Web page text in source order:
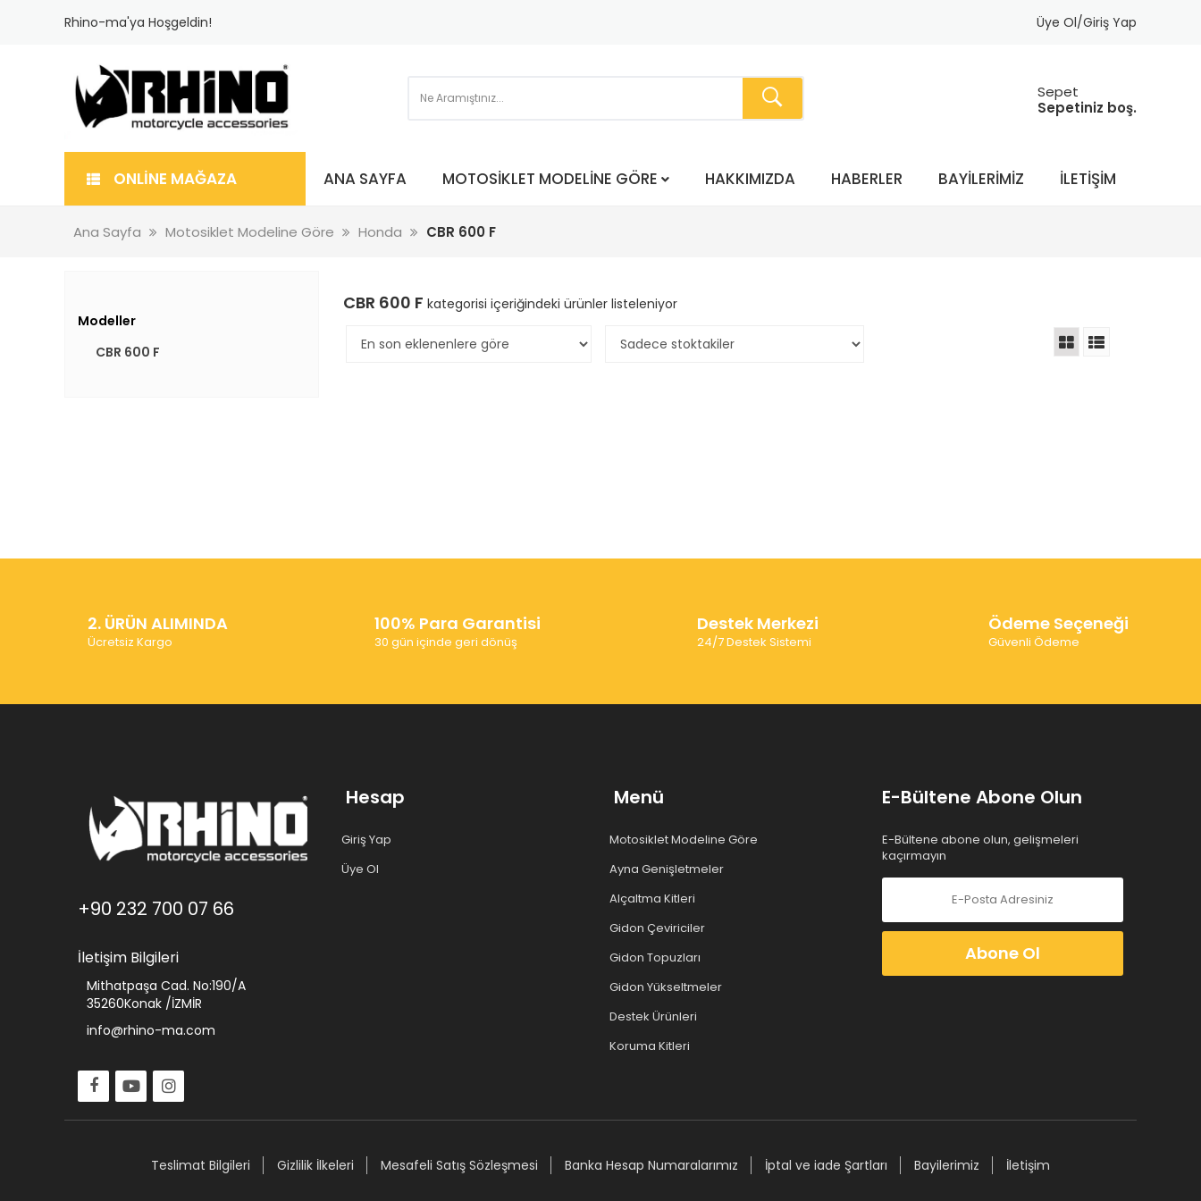
Rhino-ma'ya Hoşgeldin! Üye Ol/Giriş Yap
Sepet
Sepetiniz boş.
ONLİNE MAĞAZA ANA SAYFA MOTOSIKLET MODELINE GÖRE HAKKIMIZDA HABERLER BAYILERIMIZ İLETIŞIM
Ana Sayfa Motosiklet Modeline Göre Honda CBR 600 F
Modeller
CBR 600 F
CBR 600 F kategorisi içeriğindeki ürünler listeleniyor
2. ÜRÜN ALIMINDA
Ücretsiz Kargo
100% Para Garantisi
30 gün içinde geri dönüş
Destek Merkezi
24/7 Destek Sistemi
Ödeme Seçeneği
Güvenli Ödeme
+90 232 700 07 66
İletişim Bilgileri
Mithatpaşa Cad. No:190/A
35260Konak /İZMİR
info@rhino-ma.com
Hesap
Giriş Yap
Üye Ol
Menü
Motosiklet Modeline Göre
Ayna Genişletmeler
Alçaltma Kitleri
Gidon Çeviriciler
Gidon Topuzları
Gidon Yükseltmeler
Destek Ürünleri
Koruma Kitleri
E-Bültene Abone Olun
E-Bültene abone olun, gelişmeleri
kaçırmayın
Abone Ol
Teslimat Bilgileri Gizlilik İlkeleri Mesafeli Satış Sözleşmesi Banka Hesap Numaralarımız İptal ve iade Şartları Bayilerimiz İletişim